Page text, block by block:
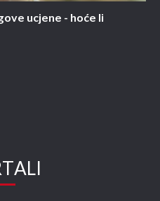
ucjene - hoće li